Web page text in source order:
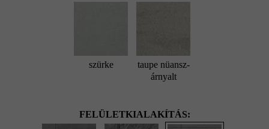
szürke
taupe nüansz-
árnyalt
FELÜLETKIALAKÍTÁS: